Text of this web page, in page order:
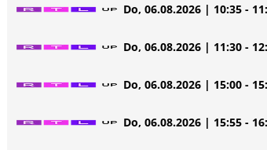
Do, 06.08.2026 | 10:35 -
Do, 06.08.2026 | 11:30 -
Do, 06.08.2026 | 15:00 -
Do, 06.08.2026 | 15:55 -